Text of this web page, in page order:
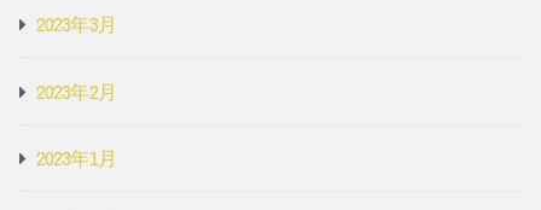
2023年3月
2023年2月
2023年1月